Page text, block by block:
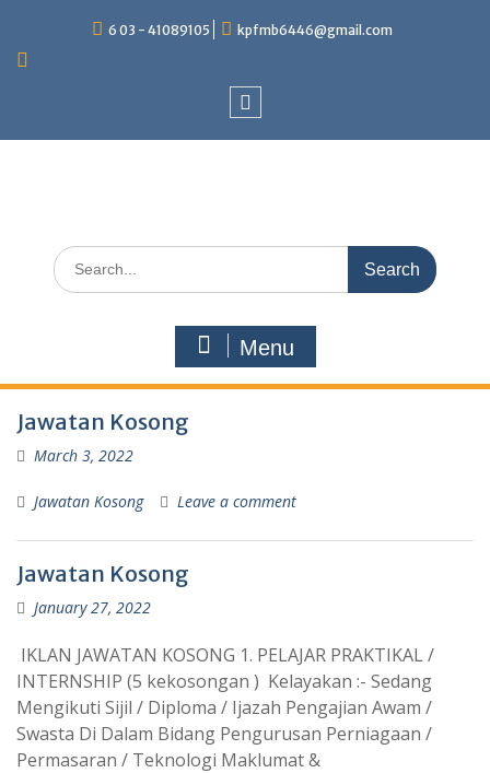
content
6 03 - 41089105 kpfmb6446@gmail.com
Search
for:
Menu
PERISTIWA
TERKINI
Jawatan Kosong
March 3, 2022
Jawatan Kosong Leave a comment
Jawatan Kosong
January 27, 2022
IKLAN JAWATAN KOSONG 1. PELAJAR PRAKTIKAL /
INTERNSHIP (5 kekosongan ) Kelayakan :- Sedang
Mengikuti Sijil / Diploma / Ijazah Pengajian Awam /
Swasta Di Dalam Bidang Pengurusan Perniagaan /
Permasaran / Teknologi Maklumat &